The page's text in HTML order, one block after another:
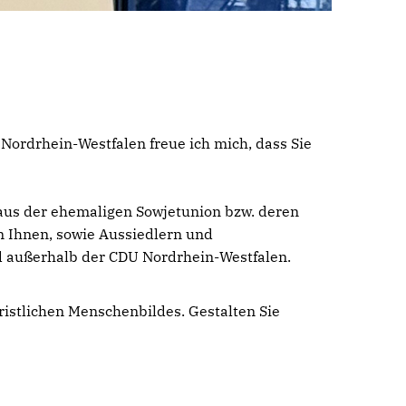
Westfalen freue ich mich, dass Sie
der ehemaligen Sowjetunion bzw. deren
sowie Aussiedlern und
der CDU Nordrhein-Westfalen.
Menschenbildes. Gestalten Sie